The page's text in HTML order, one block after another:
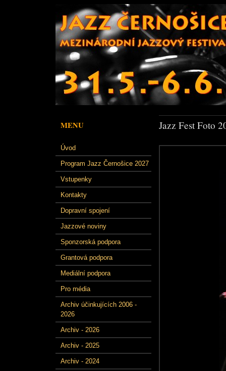
MENU
Úvod
Program Jazz Černošice 2027
Vstupenky
Kontakty
Dopravní spojení
Jazzové noviny
Sponzorská podpora
Grantová podpora
Mediální podpora
Pro média
Archiv účinkujících 2006 -
2026
Archiv - 2026
Archiv - 2025
Archiv - 2024
Jazz Fest Foto